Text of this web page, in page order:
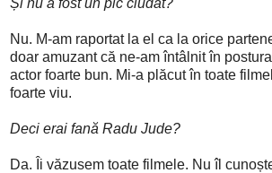
Nu. M-am raportat la el ca la orice
doar amuzant că ne-am întâlnit în
actor foarte bun. Mi-a plăcut în toate
foarte viu.
Deci erai fană Radu Jude?
Da. Îi văzusem toate filmele. Nu îl